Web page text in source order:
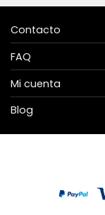
Contacto
FAQ
Mi cuenta
Blog